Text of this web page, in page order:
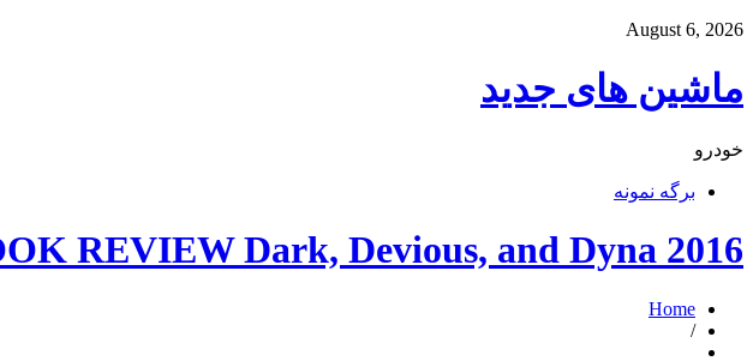
August 6, 2026
ماشین های جدید
خودرو
برگه نمونه
2016 Harley-Davidson Low Rider S – FIRST LOOK REVIEW Dark, Devious, and Dyna.
Home
/